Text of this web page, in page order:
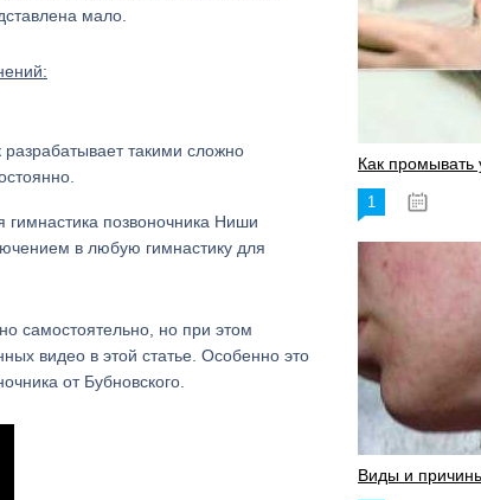
мало.
разрабатывает такими сложно
гимнастика позвоночника Ниши
в любую гимнастику для
самостоятельно, но при этом
видео в этой статье. Особенно это
от Бубновского.
Как промывать
1
Виды и